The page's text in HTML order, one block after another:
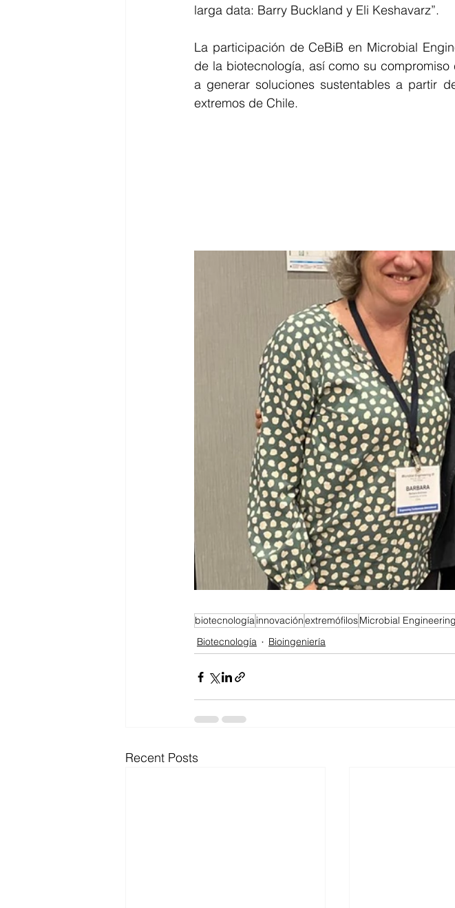
larga data: Barry Buckland y Eli Keshavarz”.
La participación de CeBiB en Microbial
de la biotecnología, así como su
a generar soluciones sustentables a partir
extremos de Chile.
biotecnologíainnovaciónextremófilosMicrobial
Biotecnología
Bioingeniería
Recent Posts